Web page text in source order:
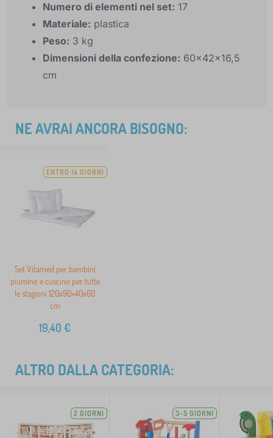
Numero di elementi nel set: 17
Materiale: plastica
Peso: 3 kg
Dimensioni della confezione: 60x42x16,5
cm
NE AVRAI ANCORA BISOGNO:
ENTRO 14 GIORNI
Set Vitamed per bambini
piumino e cuscino per tutte
le stagioni 120x90+40x60
cm
19,40 €
ALTRO DALLA CATEGORIA:
2 GIORNI 3-5 GIORNI